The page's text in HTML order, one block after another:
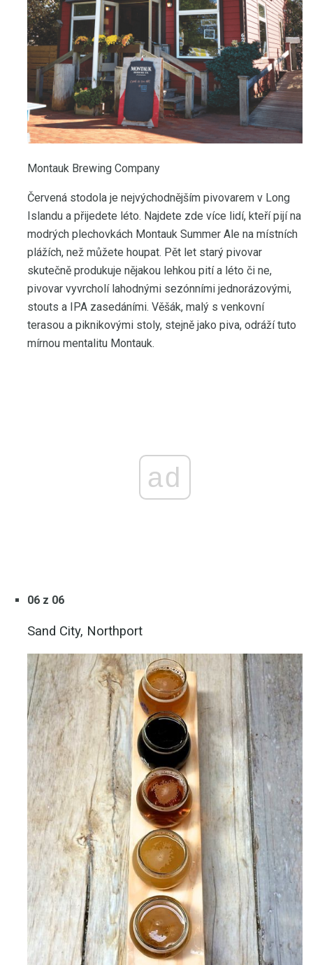
Montauk Brewing Company
Červená stodola je nejvýchodnějším pivovarem v Long
Islandu a přijedete léto. Najdete zde více lidí, kteří pijí na
modrých plechovkách Montauk Summer Ale na místních
plážích, než můžete houpat. Pět let starý pivovar
skutečně produkuje nějakou lehkou pití a léto či ne,
pivovar vyvrcholí lahodnými sezónními jednorázovými,
stouts a IPA zasedáními. Věšák, malý s venkovní
terasou a piknikovými stoly, stejně jako piva, odráží tuto
mírnou mentalitu Montauk.
ad
06 z 06
Sand City, Northport